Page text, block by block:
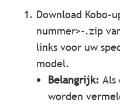
Download Kobo-
nummer>-.zip
links voor uw
model.
Belangrijk:Als
worden